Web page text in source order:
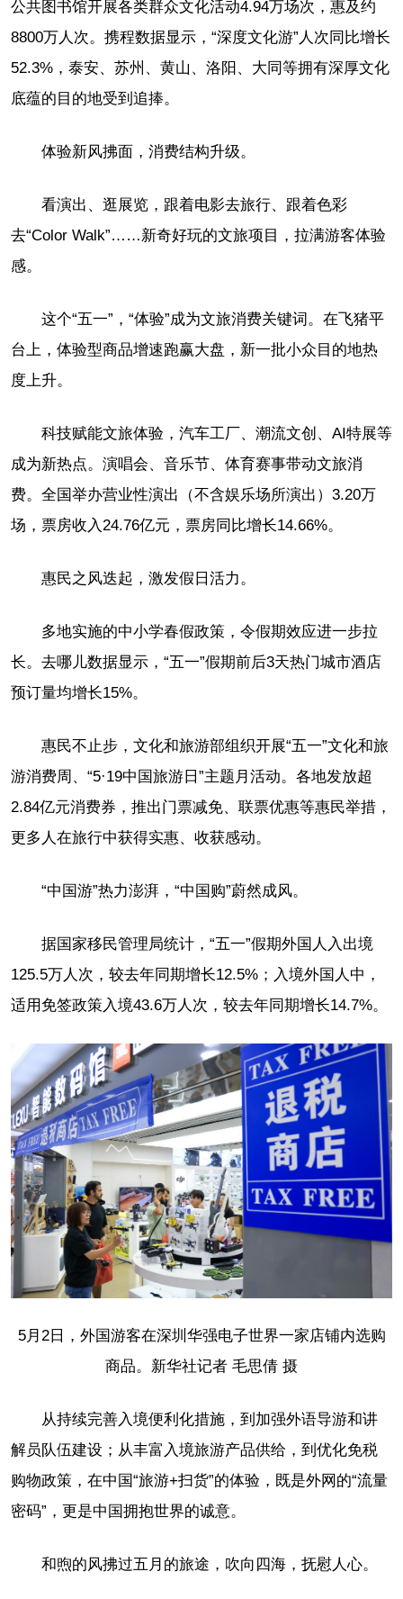
公共图书馆开展各类群众文化活动4.94万场次，惠及约
8800万人次。携程数据显示，“深度文化游”人次同比增长
52.3%，泰安、苏州、黄山、洛阳、大同等拥有深厚文化
底蕴的目的地受到追捧。
体验新风拂面，消费结构升级。
看演出、逛展览，跟着电影去旅行、跟着色彩
去“Color Walk”……新奇好玩的文旅项目，拉满游客体验
感。
这个“五一”，“体验”成为文旅消费关键词。在飞猪平
台上，体验型商品增速跑赢大盘，新一批小众目的地热
度上升。
科技赋能文旅体验，汽车工厂、潮流文创、AI特展等
成为新热点。演唱会、音乐节、体育赛事带动文旅消
费。全国举办营业性演出（不含娱乐场所演出）3.20万
场，票房收入24.76亿元，票房同比增长14.66%。
惠民之风迭起，激发假日活力。
多地实施的中小学春假政策，令假期效应进一步拉
长。去哪儿数据显示，“五一”假期前后3天热门城市酒店
预订量均增长15%。
惠民不止步，文化和旅游部组织开展“五一”文化和旅
游消费周、“5·19中国旅游日”主题月活动。各地发放超
2.84亿元消费券，推出门票减免、联票优惠等惠民举措，
更多人在旅行中获得实惠、收获感动。
“中国游”热力澎湃，“中国购”蔚然成风。
据国家移民管理局统计，“五一”假期外国人入出境
125.5万人次，较去年同期增长12.5%；入境外国人中，
适用免签政策入境43.6万人次，较去年同期增长14.7%。
5月2日，外国游客在深圳华强电子世界一家店铺内选购
商品。新华社记者 毛思倩 摄
从持续完善入境便利化措施，到加强外语导游和讲
解员队伍建设；从丰富入境旅游产品供给，到优化免税
购物政策，在中国“旅游+扫货”的体验，既是外网的“流量
密码”，更是中国拥抱世界的诚意。
和煦的风拂过五月的旅途，吹向四海，抚慰人心。